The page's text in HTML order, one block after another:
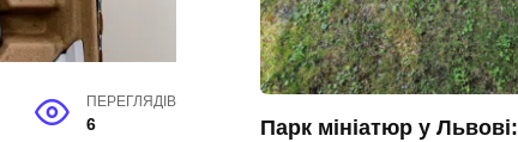
ПЕРЕГЛЯДІВ
6
Парк мініатюр у Львові: